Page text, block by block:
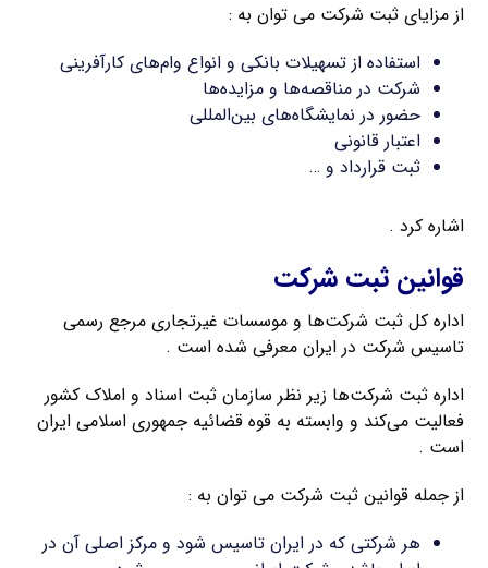
از مزایای ثبت شرکت می توان به :
استفاده از تسهیلات بانکی و انواع وام‌های کارآفرینی
شرکت در مناقصه‌ها و مزایده‌ها
حضور در نمایشگاه‌های بین‌المللی
اعتبار قانونی
ثبت قرارداد و …
اشاره کرد .
قوانین ثبت شرکت
اداره کل ثبت شرکت‌ها و موسسات غیرتجاری مرجع رسمی
تاسیس شرکت در ایران معرفی شده است .
اداره ثبت شرکت‌ها زیر نظر سازمان ثبت اسناد و املاک کشور
فعالیت می‌کند و وابسته به قوه قضائیه جمهوری اسلامی ایران
است .
از جمله قوانین ثبت شرکت می توان به :
هر شرکتی که در ایران تاسیس شود و مرکز اصلی آن در